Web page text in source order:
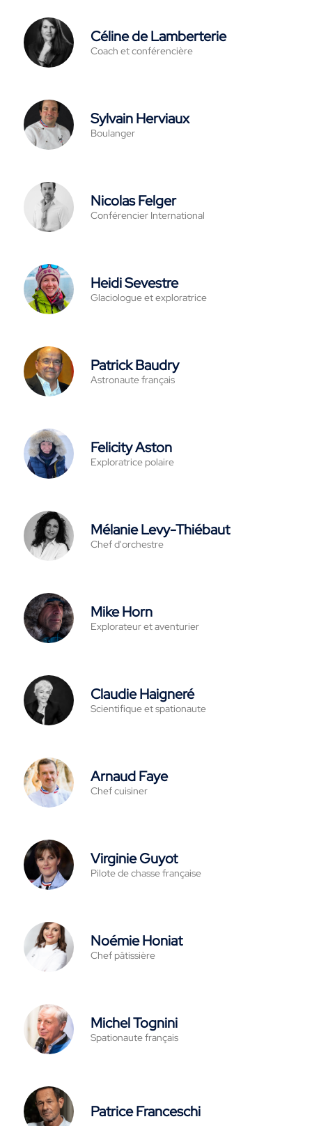
Céline de Lamberterie
Coach et conférencière
Sylvain Herviaux
Boulanger
Nicolas Felger
Conférencier International
Heidi Sevestre
Glaciologue et exploratrice
Patrick Baudry
Astronaute français
Felicity Aston
Exploratrice polaire
Mélanie Levy-Thiébaut
Chef d'orchestre
Mike Horn
Explorateur et aventurier
Claudie Haigneré
Scientifique et spationaute
Arnaud Faye
Chef cuisiner
Virginie Guyot
Pilote de chasse française
Noémie Honiat
Chef pâtissière
Michel Tognini
Spationaute français
Patrice Franceschi